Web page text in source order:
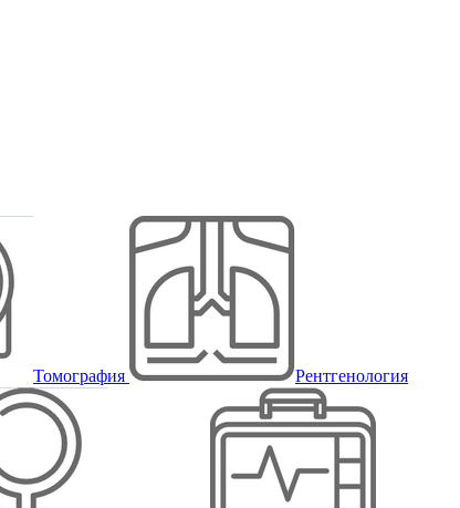
Томография Рентгенология